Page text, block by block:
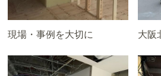
現場・事例を大切に 大阪